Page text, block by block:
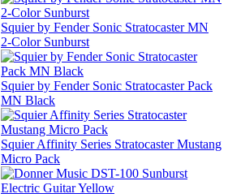
Squier by Fender Sonic Stratocaster MN
2-Color Sunburst
Squier by Fender Sonic Stratocaster Pack
MN Black
Squier Affinity Series Stratocaster Mustang
Micro Pack